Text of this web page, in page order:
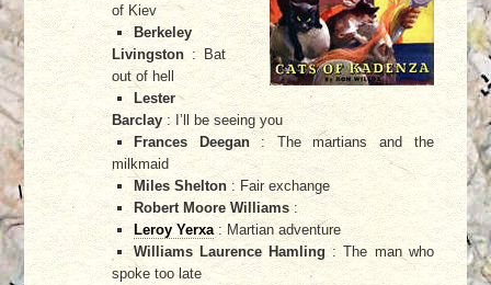
of Kiev
Berkeley
Livingston : Bat
out of hell
Lester
Barclay : I’ll be seeing you
Frances Deegan: The martians and the
milkmaid
Miles Shelton : Fair exchange
Robert Moore Williams :
Leroy Yerxa : Martian adventure
Williams Laurence Hamling : The man who
spoke too late